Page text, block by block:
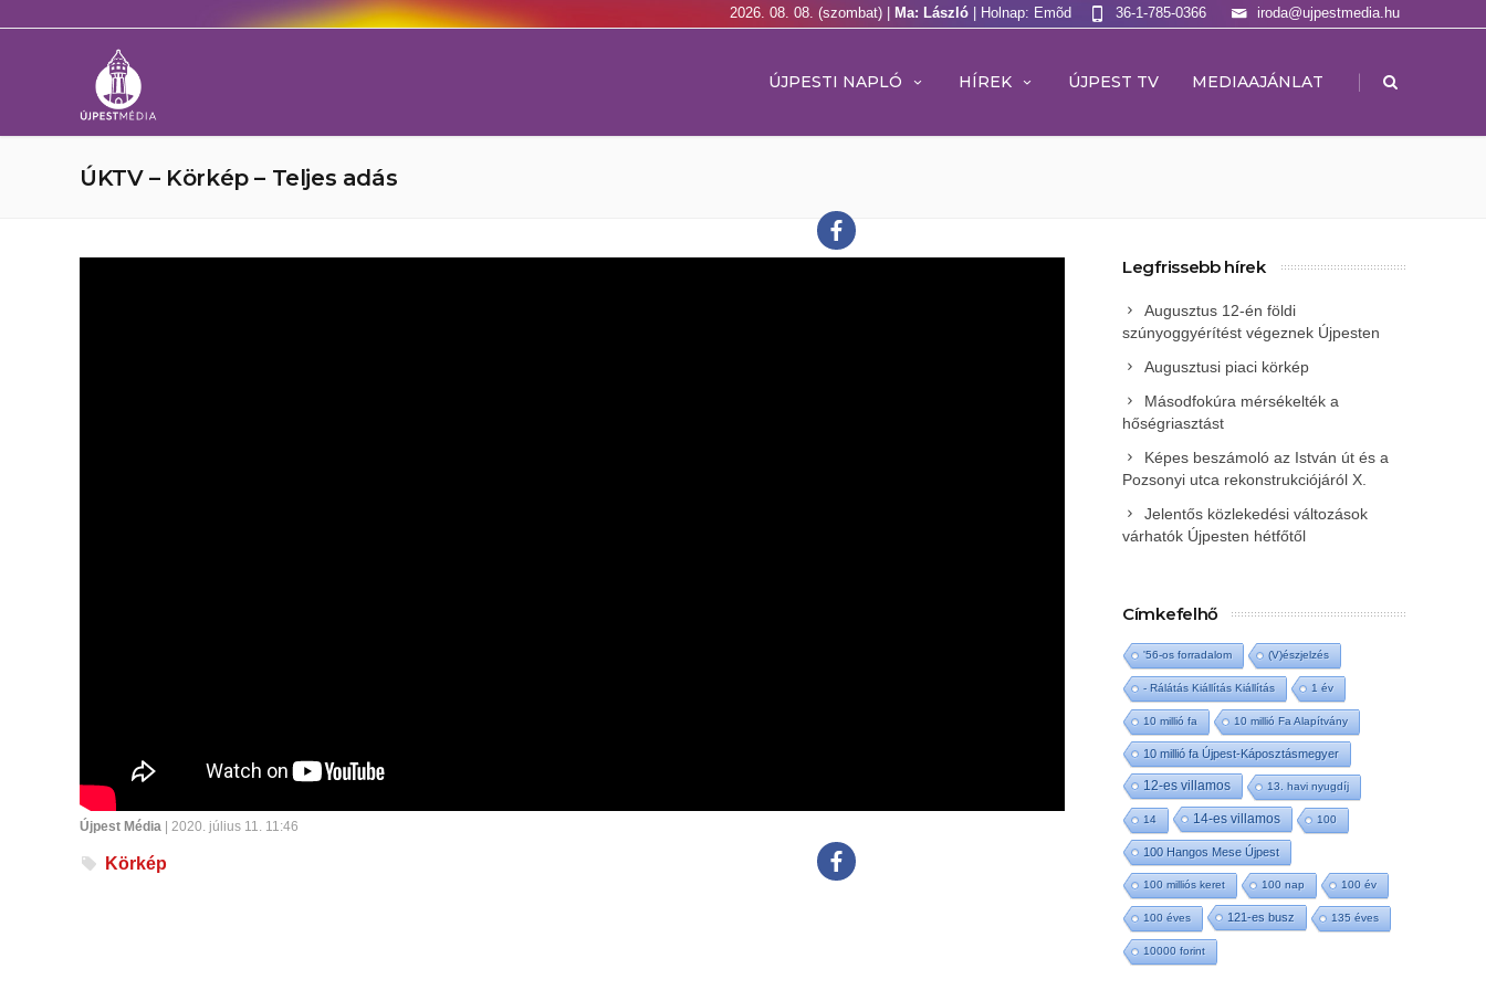
2026. 08. 08. (szombat) | Ma: László | Holnap: Emõd iroda@ujpestmedia.hu
36-1-785-0366
ÚJPESTI NAPLÓ HÍREK ÚJPEST TV MEDIAAJÁNLAT |
ÚKTV – Körkép – Teljes adás
Újpest Média | 2020. július 11. 11:46
Körkép
Legfrissebb hírek
Augusztus 12-én földi
szúnyoggyérítést végeznek Újpesten
Augusztusi piaci körkép
Másodfokúra mérsékelték a
hőségriasztást
Képes beszámoló az István út és a
Pozsonyi utca rekonstrukciójáról X.
Jelentős közlekedési változások
várhatók Újpesten hétfőtől
Címkefelhő
'56-os forradalom (V)észjelzés
- Rálátás Kiállítás Kiállítás 1 év
10 millió fa 10 millió Fa Alapítvány
10 millió fa Újpest-Káposztásmegyer
12-es villamos 13. havi nyugdíj
14 14-es villamos 100
100 Hangos Mese Újpest
100 milliós keret 100 nap 100 év
100 éves 121-es busz 135 éves
10000 forint